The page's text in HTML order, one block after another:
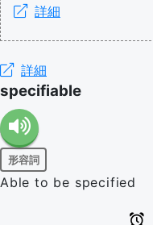
詳細
詳細
specifiable
形容詞
Able to be specified